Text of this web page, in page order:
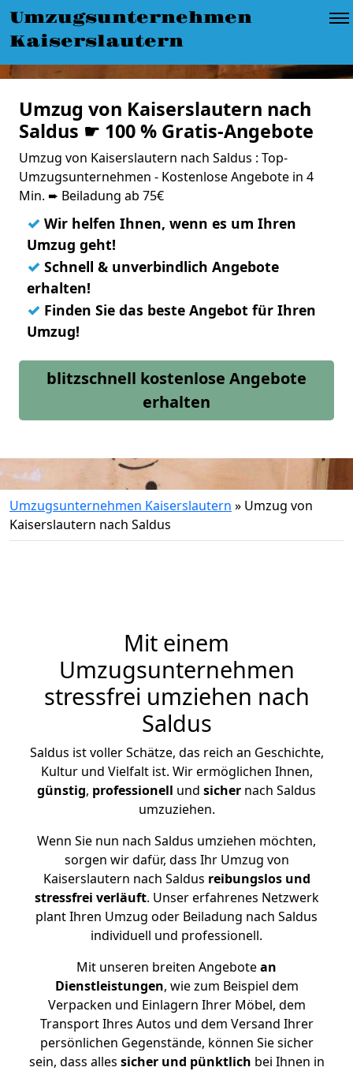
Umzugsunternehmen
Kaiserslautern
Umzug von Kaiserslautern nach
Saldus ☛ 100 % Gratis-Angebote
Umzug von Kaiserslautern nach Saldus : Top-
Umzugsunternehmen - Kostenlose Angebote in 4
Min. ➨ Beiladung ab 75€
✓ Wir helfen Ihnen, wenn es um Ihren
Umzug geht!
✓ Schnell & unverbindlich Angebote
erhalten!
✓ Finden Sie das beste Angebot für Ihren
Umzug!
blitzschnell kostenlose Angebote
erhalten
Umzugsunternehmen Kaiserslautern » Umzug von
Kaiserslautern nach Saldus
Mit einem
Umzugsunternehmen
stressfrei umziehen nach
Saldus
Saldus ist voller Schätze, das reich an Geschichte,
Kultur und Vielfalt ist. Wir ermöglichen Ihnen,
günstig, professionell und sicher nach Saldus
umzuziehen.
Wenn Sie nun nach Saldus umziehen möchten,
sorgen wir dafür, dass Ihr Umzug von
Kaiserslautern nach Saldus reibungslos und
stressfrei verläuft. Unser erfahrenes Netzwerk
plant Ihren Umzug oder Beiladung nach Saldus
individuell und professionell.
Mit unseren breiten Angebotean
Dienstleistungen, wie zum Beispiel dem
Verpacken und Einlagern Ihrer Möbel, dem
Transport Ihres Autos und dem Versand Ihrer
persönlichen Gegenstände, können Sie sicher
sein, dass alles sicher und pünktlich bei Ihnen in